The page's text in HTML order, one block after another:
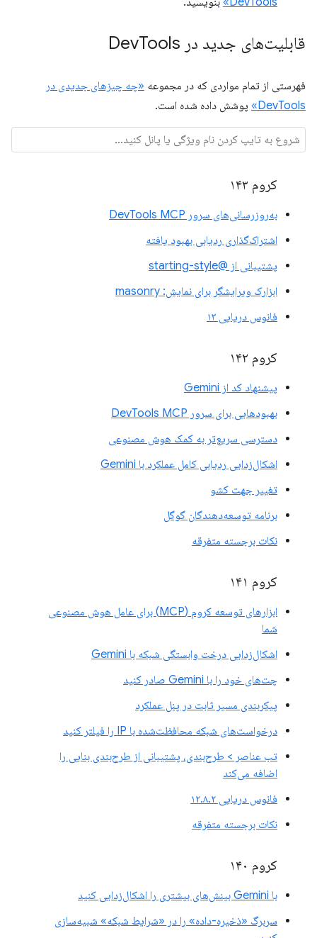
قابلیت‌های جدید در Dev Tools
فهرستی از تمام مواردی که در مجموعه «چه چیزهای جدیدی در
DevTools»
پوشش داده شده است.
کروم ۱۴۳
به‌روزرسانی‌های سرور DevTools MCP
اشتراک‌گذاری ردیابی بهبود یافته
پشتیبانی از @starting-style
ابزارک ویرایشگر برای نمایش: masonry
فانوس دریایی ۱۳
کروم ۱۴۲
پیشنهاد کد از Gemini
بهبودهایی برای سرور DevTools MCP
دسترسی سریع‌تر به کمک هوش مصنوعی
اشکال‌زدایی ردیابی کامل عملکرد با Gemini
تغییر جهت کشو
برنامه توسعه‌دهندگان گوگل
نکات برجسته متفرقه
کروم ۱۴۱
ابزارهای توسعه کروم (MCP) برای عامل هوش مصنوعی
شما
اشکال‌زدایی درخت وابستگی شبکه با Gemini
چت‌های خود را با Gemini صادر کنید
پیکربندی مسیر ثابت در پنل عملکرد
درخواست‌های شبکه محافظت‌شده با IP را فیلتر کنید
تب عناصر > طرح‌بندی، پشتیبانی از طرح‌بندی بنایی را
اضافه می‌کند
فانوس دریایی ۱۲.۸.۲
نکات برجسته متفرقه
کروم ۱۴۰
با Gemini بینش‌های بیشتری را اشکال‌زدایی کنید
سربرگ «ذخیره-داده» را در «شرایط شبکه» شبیه‌سازی